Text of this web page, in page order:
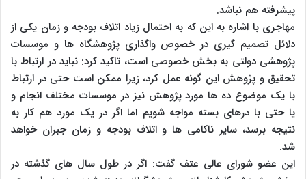
پیشرفته هم نباشد.
مهاجری با اشاره به این که به احتمال زیاد اتلاف بودجه و زمان یکی از
دلائل تصمیم گیری در خصوص واگذاری پژوهشگاه ها و موسسات
پژوهشی دولتی به بخش خصوصی است، تاکید کرد: نباید در ارتباط با
تحقیق و پژوهش این گونه عمل کرد، زیرا ممکن است حتی در ارتباط
با یک موضوع ده ها مورد پژوهش نیز در موسسات مختلف انجام و
یا حتی با درهای بسته مواجه شویم اما اگر در یک مورد هم کار به
نتیجه برسد، سایر ناکامی ها و اتلاف بودجه و زمان جبران خواهد
شد.
این عضو شورای عالی عتف گفت: اگر در طول سال های گذشته در